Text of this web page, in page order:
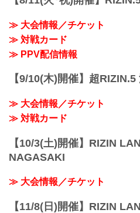
≫ 大会情報／チケット
≫ 対戦カード
≫ PPV配信情報
【9/10(木)開催】超
≫ 大会情報／チケット
≫ 対戦カード
【10/3(土)開催】RIZIN
NAGASAKI
≫ 大会情報／チケット
【11/8(日)開催】RIZIN